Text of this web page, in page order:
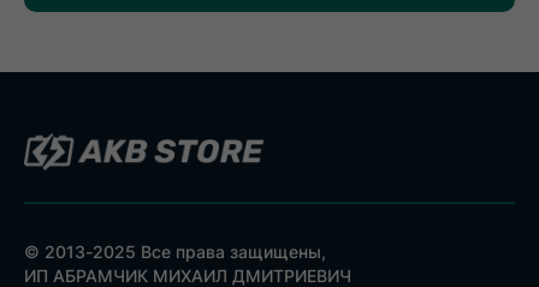
© 2013-2025 Все права защищены,
ИП АБРАМЧИК МИХАИЛ ДМИТРИЕВИЧ